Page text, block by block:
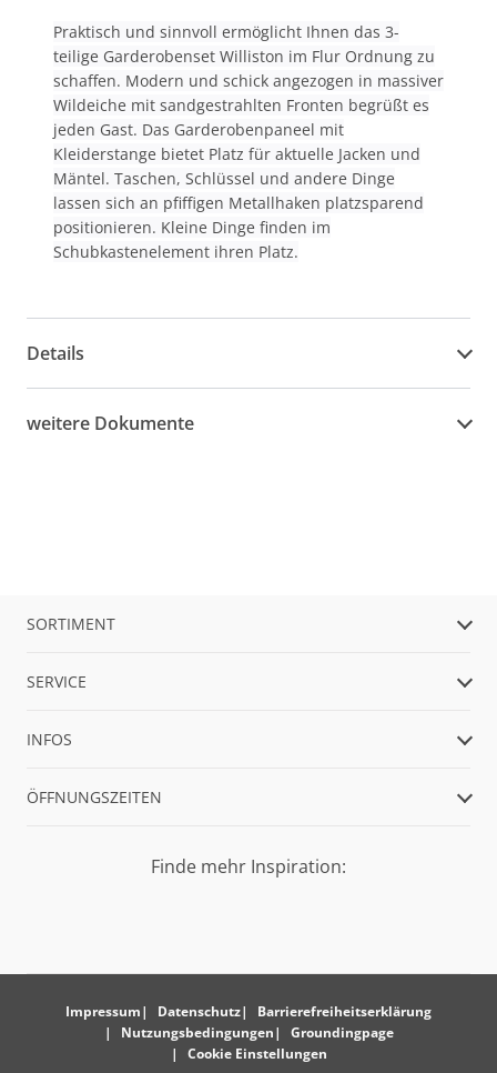
Praktisch und sinnvoll ermöglicht Ihnen das 3-
teilige Garderobenset Williston im Flur Ordnung zu
schaffen. Modern und schick angezogen in massiver
Wildeiche mit sandgestrahlten Fronten begrüßt es
jeden Gast. Das Garderobenpaneel mit
Kleiderstange bietet Platz für aktuelle Jacken und
Mäntel. Taschen, Schlüssel und andere Dinge
lassen sich an pfiffigen Metallhaken platzsparend
positionieren. Kleine Dinge finden im
Schubkastenelement ihren Platz.
Details
weitere Dokumente
SORTIMENT
SERVICE
INFOS
ÖFFNUNGSZEITEN
Finde mehr Inspiration:
Impressum Datenschutz
Barrierefreiheitserklärung
Nutzungsbedingungen
Groundingpage
Cookie Einstellungen